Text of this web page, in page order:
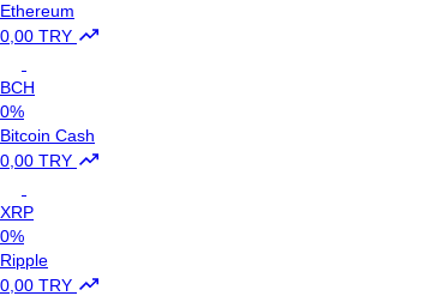
Ethereum
0,00 TRY
BCH
0%
Bitcoin Cash
0,00 TRY
XRP
0%
Ripple
0,00 TRY